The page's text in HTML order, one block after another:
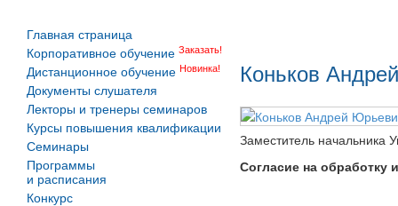
Главная страница
Корпоративное обучение Заказать!
Дистанционное обучение Новинка!
Документы слушателя
Лекторы и тренеры семинаров
Курсы повышения квалификации
Семинары
Программы
и расписания
Конкурс
Коньков
Заместитель начальника
Согласие на обработку